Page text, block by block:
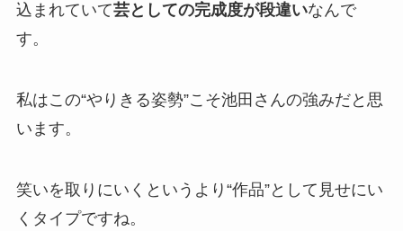
込まれていて芸としての完成度が段違いなんで
す。
私はこの“やりきる姿勢”こそ池田さんの強みだと思
います。
笑いを取りにいくというより“作品”として見せにい
くタイプですね。